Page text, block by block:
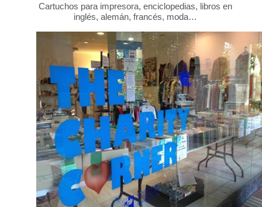
Cartuchos para impresora, enciclopedias, libros en
inglés, alemán, francés, moda…